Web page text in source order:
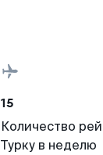
15
Количество
Турку в неделю